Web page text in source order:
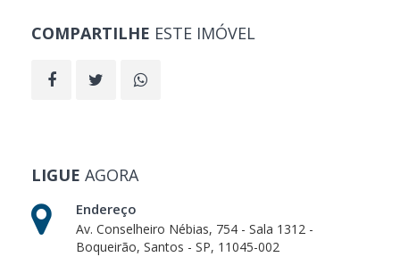
COMPARTILHE ESTE IMÓVEL
LIGUE AGORA
Endereço
Av. Conselheiro Nébias, 754 - Sala 1312 -
Boqueirão, Santos - SP, 11045-002